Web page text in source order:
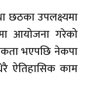
छठका उपलक्ष्यमा
आयोजना गरेको
भएपछि नेकपा
ऐतिहासिक काम